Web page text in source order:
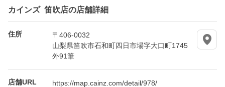
カインズ 笛吹店の店舗詳細
住所
〒406-0032
山梨県笛吹市石和町四日市場字大口町1745
外91筆
店舗URL https://map.cainz.com/detail/978/